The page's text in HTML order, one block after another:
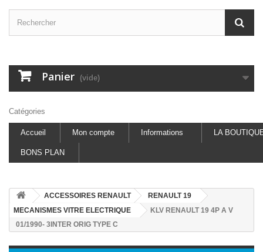
Panier (vide)
Catégories
Accueil Mon compte Informations LA
BONS PLAN
ACCESSOIRES RENAULT
RENAULT 19
MECANISMES VITRE ELECTRIQUE
KLV RENAULT 19 4P A V
01/1990- 3INTER ORIG TYPE C